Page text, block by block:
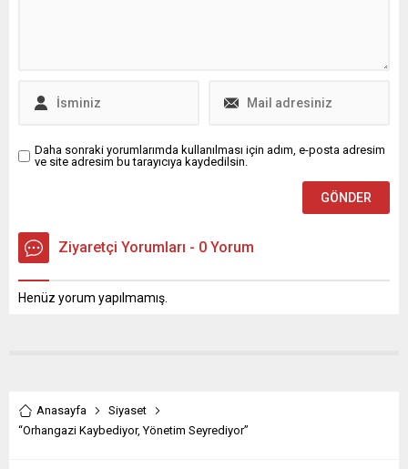
Daha sonraki yorumlarımda kullanılması için adım, e-posta adresim
ve site adresim bu tarayıcıya kaydedilsin.
Ziyaretçi Yorumları - 0 Yorum
Henüz yorum yapılmamış.
Anasayfa
Siyaset
“Orhangazi Kaybediyor, Yönetim Seyrediyor”